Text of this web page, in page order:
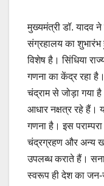
मुख्यमंत्री डॉ. यादव
संग्रहालय का
विशेष है। सिंधिया
गणना का केंद्र रहा
चंद्राम से जोड़ा गया
आधार नक्षत्र रहे हैं।
गणना है। इस
चंद्रग्रहण और अन्य
उपलब्ध कराते हैं।
स्वरूप ही देश का